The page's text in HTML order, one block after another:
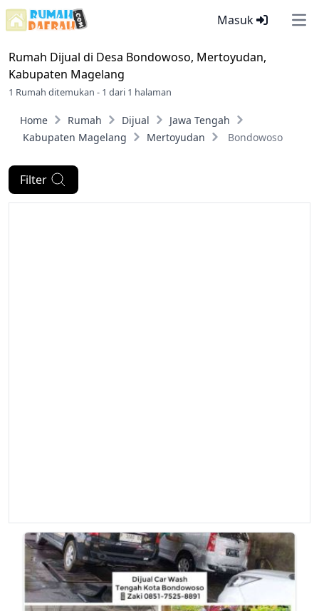
Masuk
Rumah Dijual di Desa Bondowoso, Mertoyudan,
Kabupaten Magelang
1 Rumah ditemukan - 1 dari 1 halaman
Home Rumah Dijual
Jawa Tengah
Kabupaten Magelang
Mertoyudan Bondowoso
Filter